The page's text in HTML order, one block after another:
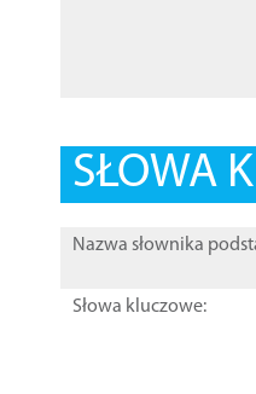
SŁOWA
Nazwa słownika
Słowa kluczowe: